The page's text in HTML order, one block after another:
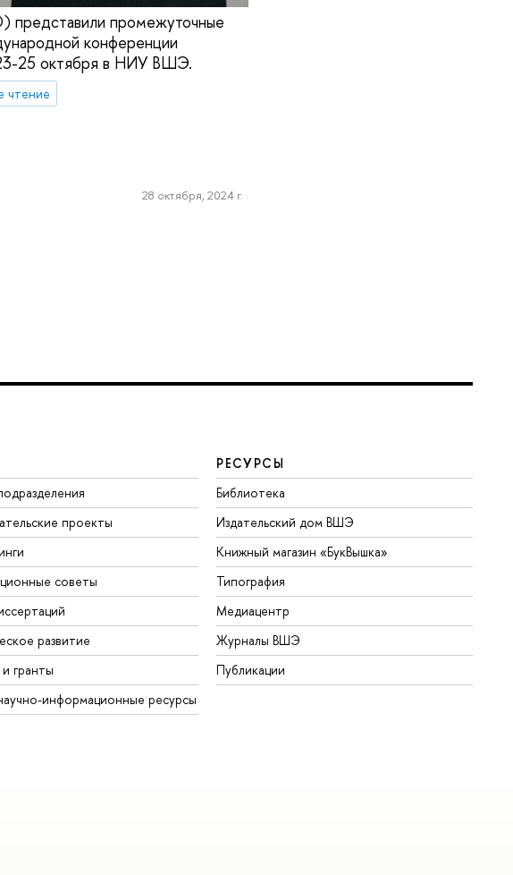
промежуточные
конференции
23-25 октября в НИУ ВШЭ.
чтение
28 октября, 2024 г.
проекты
советы
развитие
гранты
информационные ресурсы
РЕСУРСЫ
Библиотека
Издательский дом ВШЭ
Книжный магазин «БукВышка»
Типография
Медиацентр
Журналы ВШЭ
Публикации